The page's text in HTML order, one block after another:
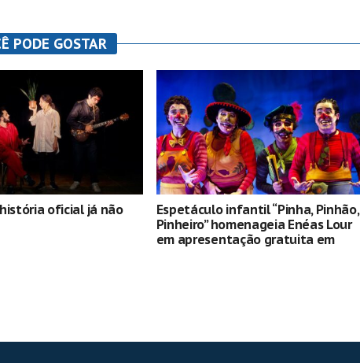
PODE GOSTAR
oficial já não
Espetáculo infantil “Pinha, Pinhão,
Pinheiro” homenageia Enéas Lour
em apresentação gratuita em